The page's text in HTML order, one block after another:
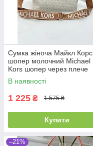
Сумка жіноча Майкл Корс
шопер молочний Michael
Kors шопер через плече
В наявності
1 225 ₴ 1 575 ₴
Купити
–21%